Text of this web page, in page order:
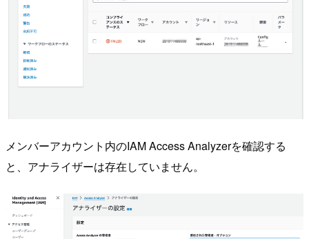
メンバーアカウント内のIAM Access Analyzerを確認する
と、アナライザーは存在していません。